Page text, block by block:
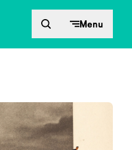
Menu